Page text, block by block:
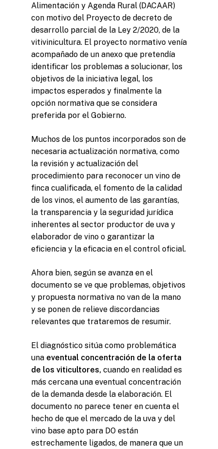
Alimentación y Agenda Rural (DACAAR)
con motivo del Proyecto de decreto de
desarrollo parcial de la Ley 2/2020, de la
vitivinicultura. El proyecto normativo venía
acompañado de un anexo que pretendía
identificar los problemas a solucionar, los
objetivos de la iniciativa legal, los
impactos esperados y finalmente la
opción normativa que se considera
preferida por el Gobierno.
Muchos de los puntos incorporados son de
necesaria actualización normativa, como
la revisión y actualización del
procedimiento para reconocer un vino de
finca cualificada, el fomento de la calidad
de los vinos, el aumento de las garantías,
la transparencia y la seguridad jurídica
inherentes al sector productor de uva y
elaborador de vino o garantizar la
eficiencia y la eficacia en el control oficial.
Ahora bien, según se avanza en el
documento se ve que problemas, objetivos
y propuesta normativa no van de la mano
y se ponen de relieve discordancias
relevantes que trataremos de resumir.
El diagnóstico sitúa como problemática
una eventual concentración de la oferta
de los viticultores, cuando en realidad es
más cercana una eventual concentración
de la demanda desde la elaboración. El
documento no parece tener en cuenta el
hecho de que el mercado de la uva y del
vino base apto para DO están
estrechamente ligados, de manera que un